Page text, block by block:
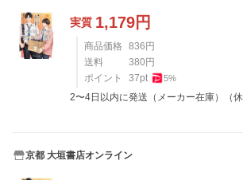
実質 1,179円
商品価格 836円
送料
380円
ポイント
37pt 5%
2〜4日以内に発送（メーカー在庫）（休
京都 大垣書店オンライン